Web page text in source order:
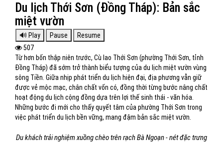
Du lịch Thới Sơn (Đồng Tháp): Bản sắc
miệt vườn
507
Từ hơn bốn thập niên trước, Cù lao Thới Sơn (phường Thới Sơn, tỉnh
Đồng Tháp) đã sớm trở thành biểu tượng của du lịch miệt vườn vùng
sông Tiền. Giữa nhịp phát triển du lịch hiện đại, địa phương vẫn giữ
được vẻ mộc mạc, chân chất vốn có, đồng thời từng bước nâng chất
hoạt động du lịch cộng đồng dựa trên lợi thế sinh thái - văn hóa.
Những bước đi mới cho thấy quyết tâm của phường Thới Sơn trong
việc phát triển du lịch bền vững, mang đậm bản sắc miệt vườn.
Du khách trải nghiệm xuồng chèo trên rạch Bà Ngoạn - nét đặc trưng